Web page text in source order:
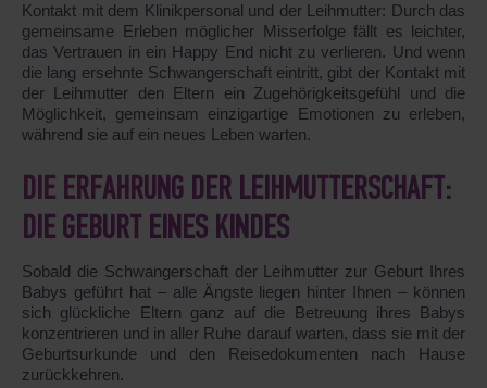
Kontakt mit dem Klinikpersonal und der Leihmutter: Durch das
gemeinsame Erleben möglicher Misserfolge fällt es leichter,
das Vertrauen in ein Happy End nicht zu verlieren. Und wenn
die lang ersehnte Schwangerschaft eintritt, gibt der Kontakt mit
der Leihmutter den Eltern ein Zugehörigkeitsgefühl und die
Möglichkeit, gemeinsam einzigartige Emotionen zu erleben,
während sie auf ein neues Leben warten.
DIE ERFAHRUNG DER LEIHMUTTERSCHAFT:
DIE GEBURT EINES KINDES
Sobald die Schwangerschaft der Leihmutter zur Geburt Ihres
Babys geführt hat – alle Ängste liegen hinter Ihnen – können
sich glückliche Eltern ganz auf die Betreuung ihres Babys
konzentrieren und in aller Ruhe darauf warten, dass sie mit der
Geburtsurkunde und den Reisedokumenten nach Hause
zurückkehren.